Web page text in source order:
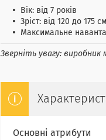
Вік: від 7 років
Зріст: від 120 до 175 см
Максимальне
Зверніть увагу:
Основні атрибути